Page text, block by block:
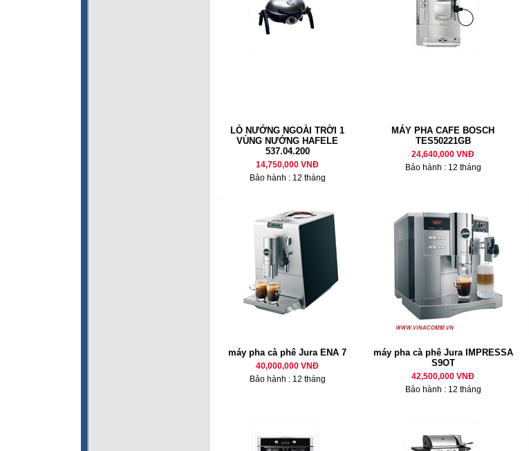
LÒ NƯỚNG NGOÀI TRỜI 1
VÙNG NƯỚNG HAFELE
537.04.200
14,750,000 VNĐ
Bảo hành : 12 tháng
MÁY PHA CAFE BOSCH
TES50221GB
24,640,000 VNĐ
Bảo hành : 12 tháng
máy pha cà phê Jura ENA 7
40,000,000 VNĐ
Bảo hành : 12 tháng
máy pha cà phê Jura IMPRESSA
S9OT
42,500,000 VNĐ
Bảo hành : 12 tháng